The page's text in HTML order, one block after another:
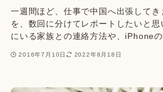
一週間ほど、仕事で中国へ出張して
を、数回に分けてレポートしたいと
にいる家族との連絡方法や、iPhoneの
2016年7月10日 2022年8月18日